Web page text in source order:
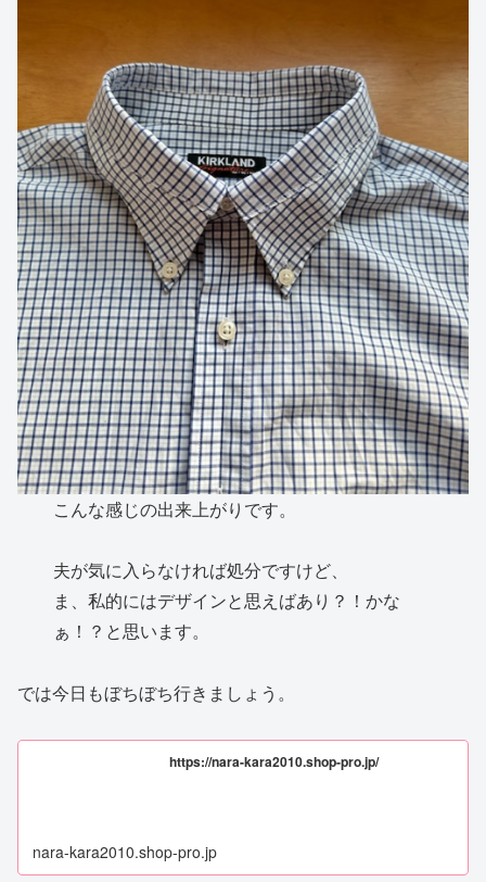
こんな感じの出来上がりです。
夫が気に入らなければ処分ですけど、
ま、私的にはデザインと思えばあり？！かな
ぁ！？と思います。
では今日もぼちぼち行きましょう。
https://nara-kara2010.shop-pro.jp/
nara-kara2010.shop-pro.jp